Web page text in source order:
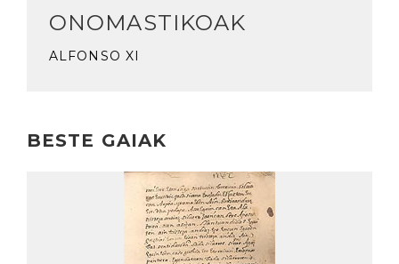
ONOMASTIKOAK
ALFONSO XI
BESTE GAIAK